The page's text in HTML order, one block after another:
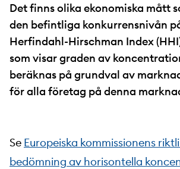
Det finns olika ekonomiska mått
den befintliga konkurrensnivån
Herfindahl-Hirschman Index
som visar graden av
beräknas på grundval av
för alla företag på denna
Se Europeiska kommissionens
bedömning av horisontella